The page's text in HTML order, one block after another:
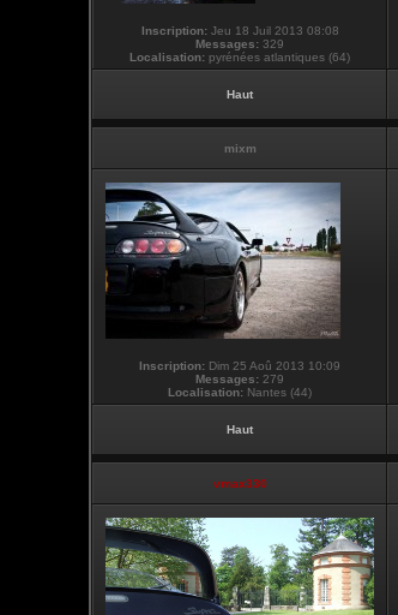
Inscription:Jeu 18 Juil 2013 08:08
Messages: 329
Localisation: pyrénées atlantiques (64)
Haut
mixm
Inscription: Dim 25 Aoû 2013 10:09
Messages: 279
Localisation: Nantes (44)
Haut
vmax330